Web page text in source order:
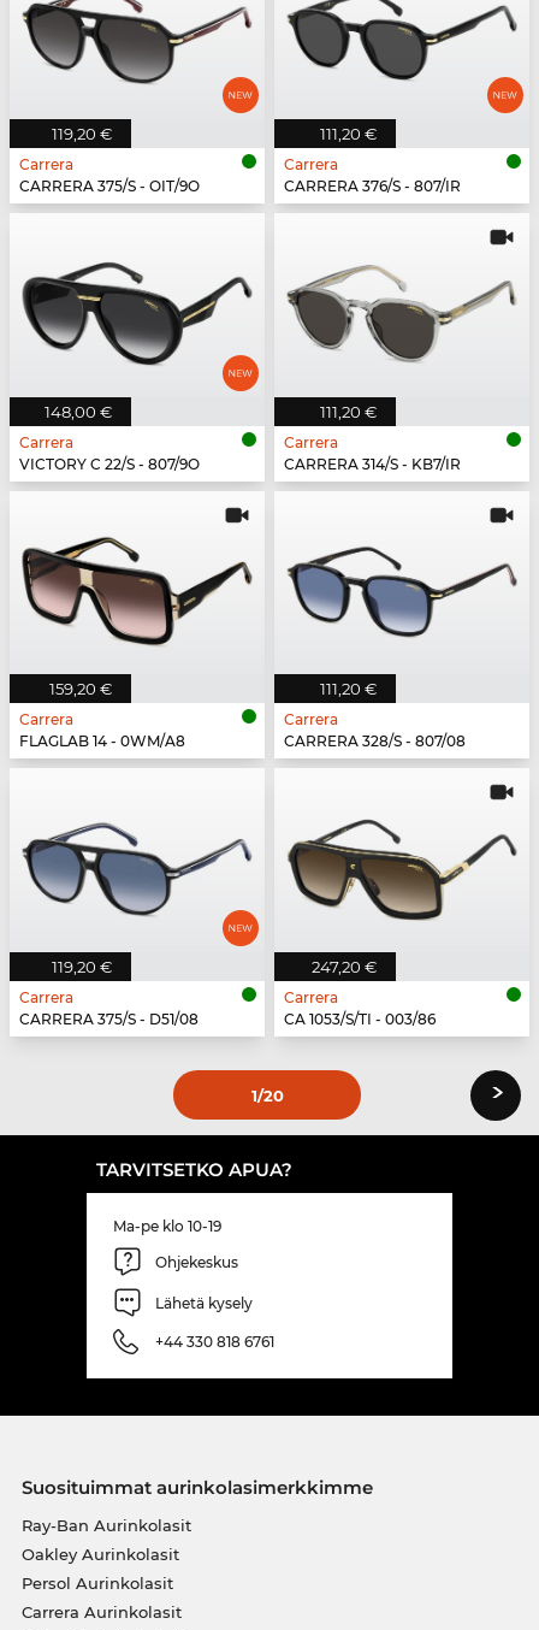
119,20 €
Carrera
CARRERA 375/S - OIT/9O
111,20 €
Carrera
CARRERA 376/S - 807/IR
148,00 €
Carrera
VICTORY C 22/S - 807/9O
111,20 €
Carrera
CARRERA 314/S - KB7/IR
159,20 €
Carrera
FLAGLAB 14 - 0WM/A8
111,20 €
Carrera
CARRERA 328/S - 807/08
119,20 €
Carrera
CARRERA 375/S - D51/08
247,20 €
Carrera
CA 1053/S/TI - 003/86
1/20 ›
TARVITSETKO APUA?
Ma-pe klo 10-19
Ohjekeskus
Lähetä kysely
+44 330 818 6761
Suosituimmat aurinkolasimerkkimme
Ray-Ban Aurinkolasit
Oakley Aurinkolasit
Persol Aurinkolasit
Carrera Aurinkolasit